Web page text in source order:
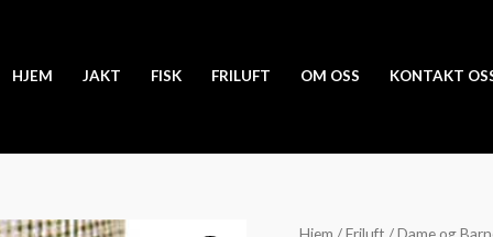
HJEM JAKT FISK FRILUFT OM OSS KONTAKT
AKAH